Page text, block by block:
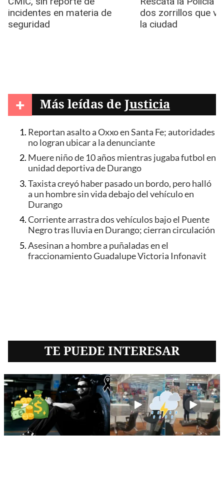
+ Más leídas de Justicia
Reportan asalto a Oxxo en Santa Fe; autoridades
no logran ubicar a la denunciante
Muere niño de 10 años mientras jugaba futbol en
unidad deportiva de Durango
Taxista creyó haber pasado un bordo, pero halló
a un hombre sin vida debajo del vehículo en
Durango
Corriente arrastra dos vehículos bajo el Puente
Negro tras lluvia en Durango; cierran circulación
Asesinan a hombre a puñaladas en el
fraccionamiento Guadalupe Victoria Infonavit
TE PUEDE INTERESAR